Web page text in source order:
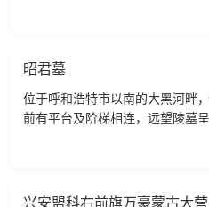
昭君墓
位于呼和浩特市以南的大黑河畔
前有平台及阶梯相连，远望陵墓
兴安盟科右前旗万豪蒙古大营